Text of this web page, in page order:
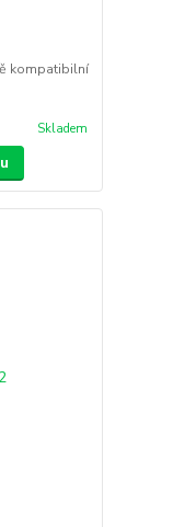
kompatibilní
Skladem